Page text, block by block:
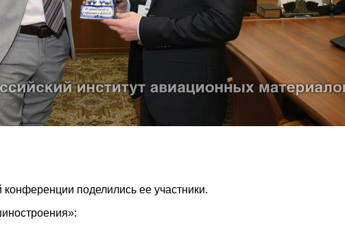
поделились ее участники.